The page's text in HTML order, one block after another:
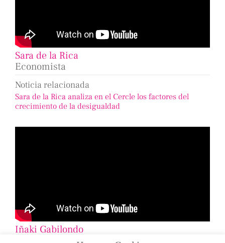
Sara de la Rica
Economista
Noticia relacionada
Sara de la Rica analiza en el Cercle los factores del
crecimiento de la desigualdad
Iñaki Gabilondo